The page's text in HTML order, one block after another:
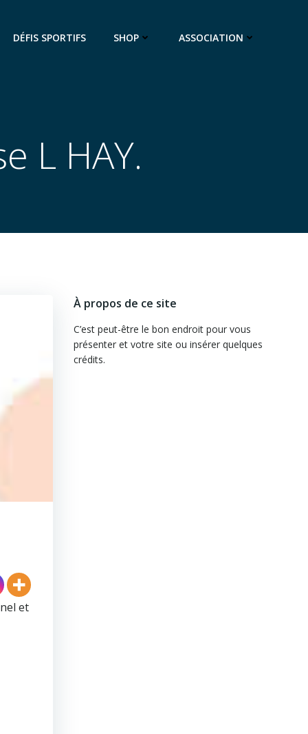
DÉFIS SPORTIFS SHOP ASSOCIATION
L HAY.
et
À propos de ce site
C’est peut-être le bon endroit pour vous
présenter et votre site ou insérer quelques
crédits.